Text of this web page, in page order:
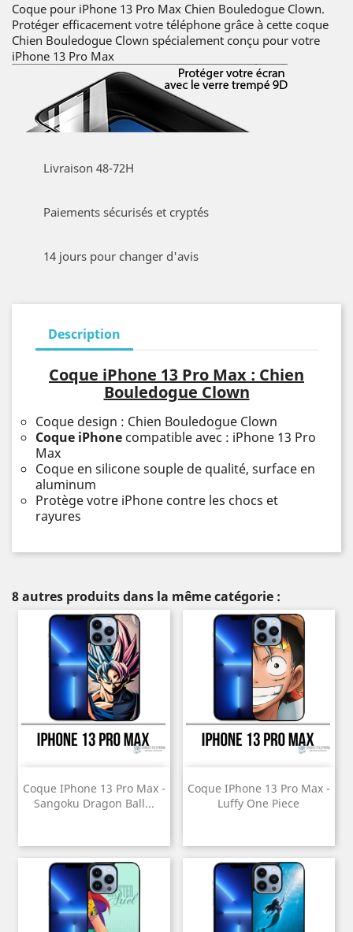
Coque pour iPhone 13 Pro Max Chien Bouledogue Clown.
Protéger efficacement votre téléphone grâce à cette coque
Chien Bouledogue Clown spécialement conçu pour votre
iPhone 13 Pro Max
Livraison 48-72H
Paiements sécurisés et cryptés
14 jours pour changer d'avis
Description
Coque iPhone 13 Pro Max : Chien
Bouledogue Clown
Coque design : Chien Bouledogue Clown
Coque iPhone compatible avec : iPhone 13 Pro
Max
Coque en silicone souple de qualité, surface en
aluminum
Protège votre iPhone contre les chocs et
rayures
8 autres produits dans la même catégorie :
Coque IPhone 13 Pro Max -
Sangoku Dragon Ball...
Coque IPhone 13 Pro Max -
Luffy One Piece